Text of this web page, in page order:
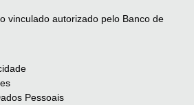
vinculado autorizado pelo Banco de
Pessoais